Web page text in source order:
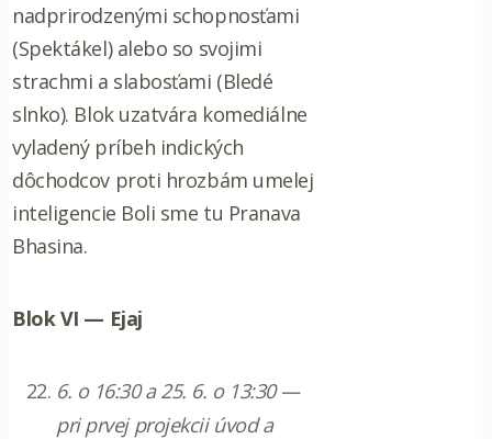
nadprirodzenými schopnosťami
(Spektákel) alebo so svojimi
strachmi a slabosťami (Bledé
slnko). Blok uzatvára komediálne
vyladený príbeh indických
dôchodcov proti hrozbám umelej
inteligencie Boli sme tu Pranava
Bhasina.
Blok VI — Ejaj
6. o 16:30 a 25. 6. o 13:30 —
pri prvej projekcii úvod a